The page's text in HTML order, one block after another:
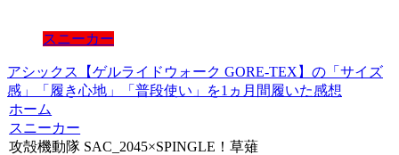
スニーカー
アシックス【ゲルライドウォーク GORE-TEX】の「サイズ
感」「履き心地」「普段使い」を1ヵ月間履いた感想
ホーム
スニーカー
攻殻機動隊 SAC_2045×SPINGLE！草薙